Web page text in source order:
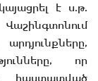
է ս.թ.
որ
հաստատված